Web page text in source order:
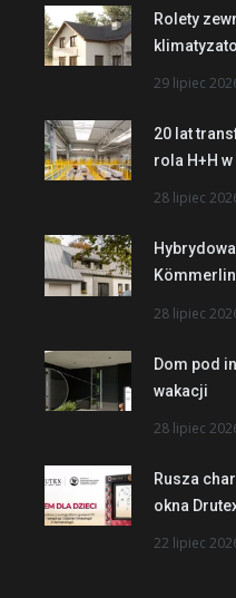
Rolety
29 lipiec
20 lat
rola H+H
28 lipiec
28 lipiec
Dom pod
wakacji
28 lipiec
Rusza
okna
22 lipiec